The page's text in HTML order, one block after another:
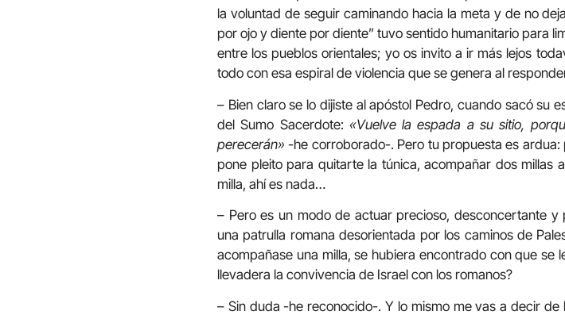
la voluntad de seguir caminando hacia la meta y de no
por ojo y diente por diente” tuvo sentido humanitario para
entre los pueblos orientales; yo os invito a ir más lejos
todo con esa espiral de violencia que se genera al
– Bien claro se lo dijiste al apóstol Pedro, cuando sacó su
del Sumo Sacerdote: «Vuelve la espada a su sitio,
perecerán» -he corroborado-. Pero tu propuesta es
pone pleito para quitarte la túnica, acompañar dos millas
milla, ahí es nada…
– Pero es un modo de actuar precioso, desconcertante
una patrulla romana desorientada por los caminos de
acompañase una milla, se hubiera encontrado con que se
llevadera la convivencia de Israel con los romanos?
– Sin duda -he reconocido-. Y lo mismo me vas a decir de